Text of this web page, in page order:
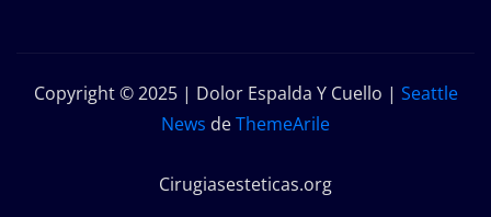
Copyright © 2025 | Dolor Espalda Y Cuello | Seattle
News deThemeArile
Cirugiasesteticas.org